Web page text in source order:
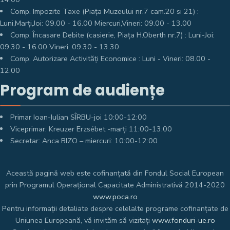
Comp. Impozite Taxe (Piața Muzeului nr.7 cam.20 si 21) :
Luni,Marți,Joi: 09.00 - 16.00 Miercuri,Vineri: 09.00 - 13.00
Comp. Încasare Debite (casierie, Piața H.Oberth nr.7) : Luni-Joi:
09.30 - 16.00 Vineri: 09.30 - 13.30
Comp. Autorizare Activități Economice : Luni - Vineri: 08.00 -
12.00
Program de audiențe
Primar Ioan-Iulian SÎRBU-joi 10:00-12:00
Viceprimar: Kreuzer Erzsébet -marți 11:00-13:00
Secretar: Anca BIZO – miercuri: 10:00-12:00
Această pagină web este cofinanțată din Fondul Social European
prin Programul Operațional Capacitate Administrativă 2014-2020
www.poca.ro
Pentru informații detaliate despre celelalte programe cofinanțate de
Uniunea Europeană, vă invităm să vizitați www.fonduri-ue.ro